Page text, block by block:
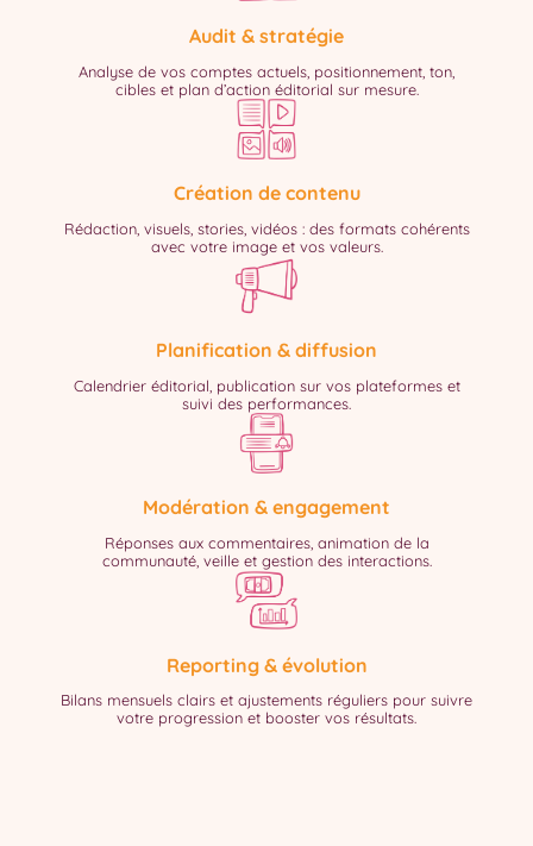
Audit & stratégie
Analyse de vos comptes actuels, positionnement, ton,
cibles et plan d’action éditorial sur mesure.
Création de contenu
Rédaction, visuels, stories, vidéos : des formats cohérents
avec votre image et vos valeurs.
Planification & diffusion
Calendrier éditorial, publication sur vos plateformes et
suivi des performances.
Modération & engagement
Réponses aux commentaires, animation de la
communauté, veille et gestion des interactions.
Reporting & évolution
Bilans mensuels clairs et ajustements réguliers pour suivre
votre progression et booster vos résultats.